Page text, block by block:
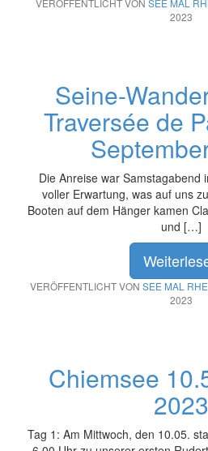
VERÖFFENTLICHT VON SEE MAL
2023
Seine-
Traversée de
Die Anreise war Samstagabend
voller Erwartung, was auf uns
Booten auf dem Hänger kamen
und […]
VERÖFFENTLICHT VON SEE MAL
2023
Chiemsee
2023
Tag 1: Am Mittwoch, den 10.05.